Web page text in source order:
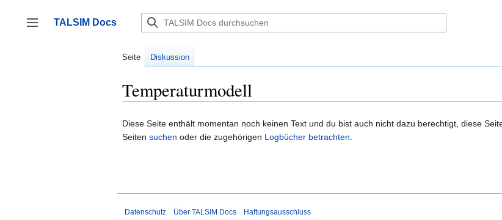
springen
Seitenleiste umschalten
TALSIM Docs
Seite Diskussion
Temperaturmodell
Diese Seite enthält momentan noch keinen Text und du bist auch nicht dazu berechtigt, diese
Seiten suchen oder die zugehörigen Logbücher betrachten
Datenschutz Über TALSIM Docs Haftungsausschluss